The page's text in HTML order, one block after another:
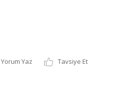
Yorum Yaz
Tavsiye Et